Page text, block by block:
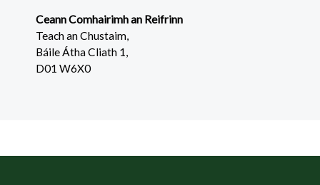
Ceann Comhairimh an Reifrinn
Teach an Chustaim,
Báile Átha Cliath 1,
D01 W6X0